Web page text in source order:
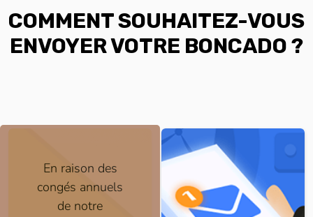
COMMENT SOUHAITEZ-VOUS
ENVOYER VOTRE BONCADO ?
En raison des
congés annuels
de notre